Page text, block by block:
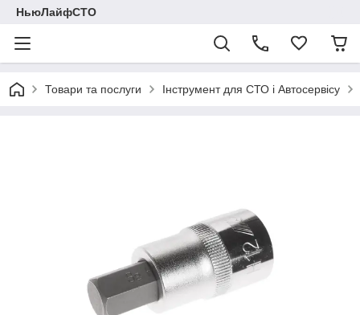
НьюЛайфСТО
Товари та послуги Інструмент для СТО і Автосервісу